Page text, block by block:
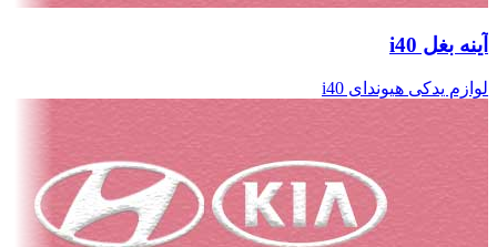
آینه بغل i40
لوازم یدکی هیوندای i40